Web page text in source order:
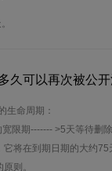
久可以再次被公开
生命周期：
限期------- >5天等待删除
将在到期日期的大约
则。